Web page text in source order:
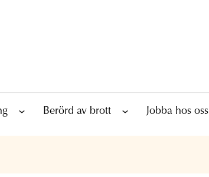
Berörd av brott Jobba hos oss